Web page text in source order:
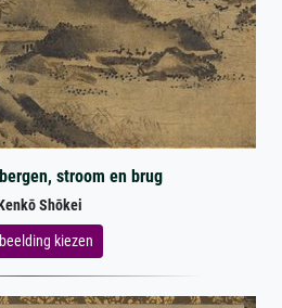
stroom en brug
Shōkei
kiezen